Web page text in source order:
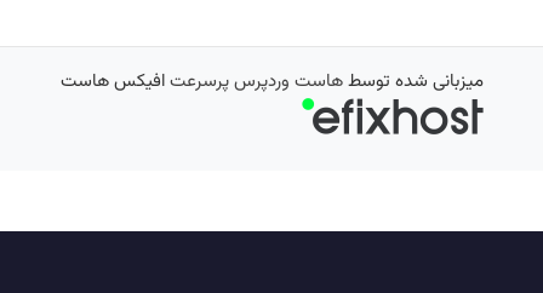
میزبانی شده توسطهاست وردپرس پرسرعتافیکس هاست